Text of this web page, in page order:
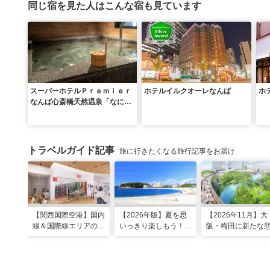
同じ宿を見た人はこんな宿も見ています
スーパーホテルＰｒｅｍｉｅｒ
なんば心斎橋天然温泉「なにわ
ホテルイルクオーレなんば ホ
トラベルガイド記事 旅に行きたくなる旅行記事をお届け
【関西国際空港】国内
線＆国際線エリアの大
【2026年版】夏を思
いっきり楽しもう！関
【2026年11月】大
阪・梅田に新たな